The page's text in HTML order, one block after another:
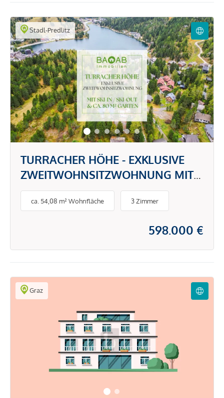
Stadl-Predlitz
TURRACHER HÖHE - EXKLUSIVE
ZWEITWOHNSITZWOHNUNG MIT
SKI-IN / SKI-OUT & CA. 80 M²
GARTEN
ca. 54,08 m² Wohnfläche 3 Zimmer
598.000 €
Graz